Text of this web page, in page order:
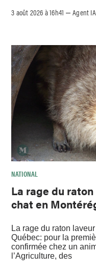
3 août 2026 à 16h41 –Agent
NATIONAL
La rage du
chat en
La rage du raton
Québec: pour la
confirmée chez un
l’Agriculture, des